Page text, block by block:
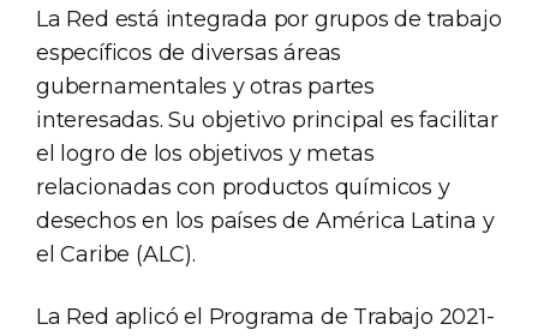
La Red está integrada por grupos de trabajo
específicos de diversas áreas
gubernamentales y otras partes
interesadas. Su objetivo principal es facilitar
el logro de los objetivos y metas
relacionadas con productos químicos y
desechos en los países de América Latina y
el Caribe (ALC).
La Red aplicó el Programa de Trabajo 2021-